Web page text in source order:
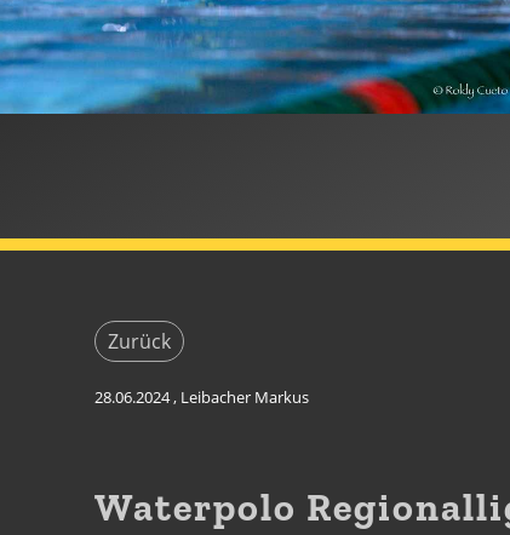
Zurück
28.06.2024, Leibacher Markus
Waterpolo